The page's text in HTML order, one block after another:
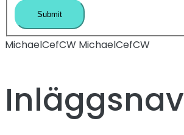
MichaelCefCW MichaelCefCW